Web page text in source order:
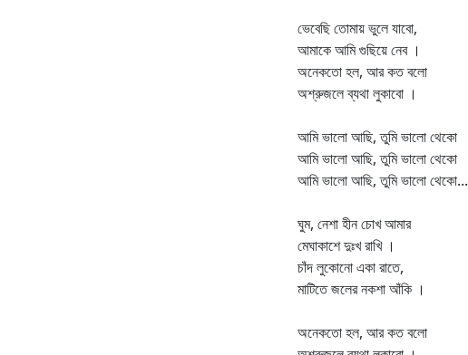
ভেবেছি তোমায় ভুলে যাবো,
আমাকে আমি গুছিয়ে নেব ।
অনেকতো হল, আর কত বলো
অশ্রুজলে ব্যথা লুকাবো ।
আমি ভালো আছি, তুমি ভালো থেকো
আমি ভালো আছি, তুমি ভালো থেকো
আমি ভালো আছি, তুমি ভালো থেকো...
ঘুম, নেশা হীন চোখ আমার
মেঘাকাশে দুঃখ রাখি ।
চাঁদ লুকোনো একা রাতে,
মাটিতে জলের নকশা আঁকি ।
অনেকতো হল, আর কত বলো